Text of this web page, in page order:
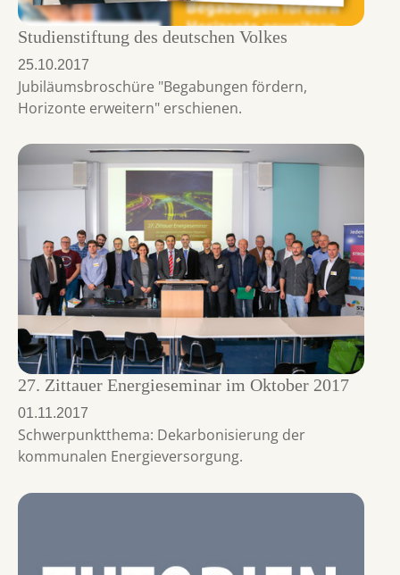
Studienstiftung des deutschen Volkes
25.10.2017
Jubiläumsbroschüre "Begabungen fördern,
Horizonte erweitern" erschienen.
27. Zittauer Energieseminar im Oktober 2017
01.11.2017
Schwerpunktthema: Dekarbonisierung der
kommunalen Energieversorgung.